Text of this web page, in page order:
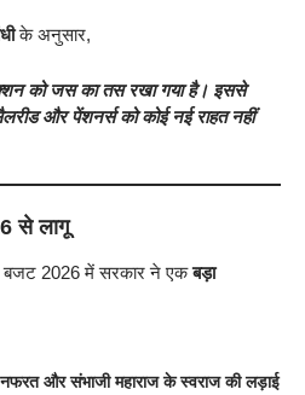
के अनुसार,
को जस का तस रखा गया है। इससे
और पेंशनर्स को कोई नई राहत नहीं
से लागू
बजट 2026 में सरकार ने एकबड़ा
और संभाजी महाराज के स्वराज की लड़ाई